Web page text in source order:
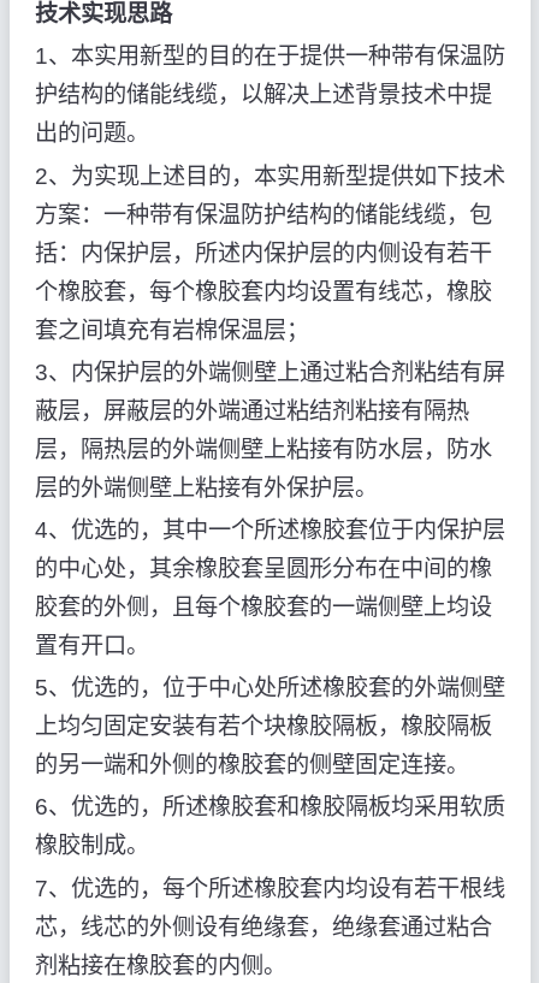
技术实现思路
1、本实用新型的目的在于提供一种带有保温防
护结构的储能线缆，以解决上述背景技术中提
出的问题。
2、为实现上述目的，本实用新型提供如下技术
方案：一种带有保温防护结构的储能线缆，包
括：内保护层，所述内保护层的内侧设有若干
个橡胶套，每个橡胶套内均设置有线芯，橡胶
套之间填充有岩棉保温层；
3、内保护层的外端侧壁上通过粘合剂粘结有屏
蔽层，屏蔽层的外端通过粘结剂粘接有隔热
层，隔热层的外端侧壁上粘接有防水层，防水
层的外端侧壁上粘接有外保护层。
4、优选的，其中一个所述橡胶套位于内保护层
的中心处，其余橡胶套呈圆形分布在中间的橡
胶套的外侧，且每个橡胶套的一端侧壁上均设
置有开口。
5、优选的，位于中心处所述橡胶套的外端侧壁
上均匀固定安装有若个块橡胶隔板，橡胶隔板
的另一端和外侧的橡胶套的侧壁固定连接。
6、优选的，所述橡胶套和橡胶隔板均采用软质
橡胶制成。
7、优选的，每个所述橡胶套内均设有若干根线
芯，线芯的外侧设有绝缘套，绝缘套通过粘合
剂粘接在橡胶套的内侧。